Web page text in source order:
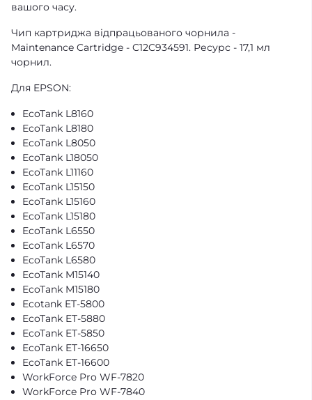
вашого часу.
Чип картриджа відпрацьованого чорнила -
Maintenance Cartridge - C12C934591. Ресурс - 17,1 мл
чорнил.
Для EPSON:
EcoTank L8160
EcoTank L8180
EcoTank L8050
EcoTank L18050
EcoTank L11160
EcoTank L15150
EcoTank L15160
EcoTank L15180
EcoTank L6550
EcoTank L6570
EcoTank L6580
EcoTank M15140
EcoTank M15180
Ecotank ET-5800
EcoTank ET-5880
EcoTank ET-5850
EcoTank ET-16650
EcoTank ET-16600
WorkForce Pro WF-7820
WorkForce Pro WF-7840